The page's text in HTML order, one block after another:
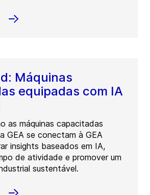
Máquinas
equipadas com IA
as máquinas capacitadas
GEA se conectam à GEA
insights baseados em IA,
de atividade e promover um
sustentável.